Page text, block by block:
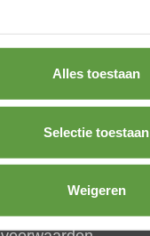
Alles toestaan
Selectie toestaan
Weigeren